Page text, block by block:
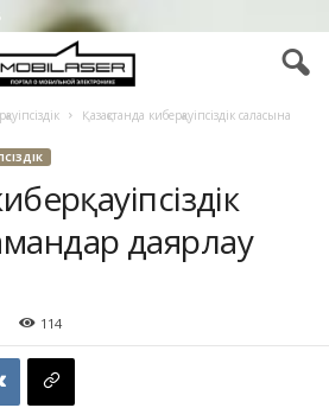
Қазақстанда киберқауіпсіздік саласына
даярлау
114